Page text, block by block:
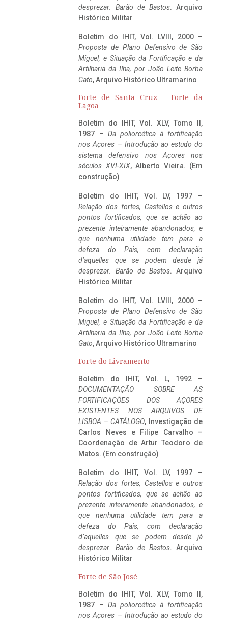
desprezar. Barão de Bastos. Arquivo
Histórico Militar
Boletim do IHIT, Vol. LVIII, 2000 –
Proposta de Plano Defensivo de São
Miguel, e Situação da Fortificação e da
Artilharia da Ilha, por João Leite Borba
Gato, Arquivo Histórico Ultramarino
Forte de Santa Cruz – Forte da
Lagoa
Boletim do IHIT, Vol. XLV, Tomo II,
1987 – Da poliorcética à fortificação
nos Açores – Introdução ao estudo do
sistema defensivo nos Açores nos
séculos XVI-XIX, Alberto Vieira. (Em
construção)
Boletim do IHIT, Vol. LV, 1997 –
Relação dos fortes, Castellos e outros
pontos fortificados, que se achão ao
prezente inteiramente abandonados, e
que nenhuma utilidade tem para a
defeza do Pais, com declaração
d’aquelles que se podem desde já
desprezar. Barão de Bastos. Arquivo
Histórico Militar
Boletim do IHIT, Vol. LVIII, 2000 –
Proposta de Plano Defensivo de São
Miguel, e Situação da Fortificação e da
Artilharia da Ilha, por João Leite Borba
Gato, Arquivo Histórico Ultramarino
Forte do Livramento
Boletim do IHIT, Vol. L, 1992 –
DOCUMENTAÇÃO SOBRE AS
FORTIFICAÇÕES DOS AÇORES
EXISTENTES NOS ARQUIVOS DE
LISBOA – CATÁLOGO, Investigação de
Carlos Neves e Filipe Carvalho –
Coordenação de Artur Teodoro de
Matos. (Em construção)
Boletim do IHIT, Vol. LV, 1997 –
Relação dos fortes, Castellos e outros
pontos fortificados, que se achão ao
prezente inteiramente abandonados, e
que nenhuma utilidade tem para a
defeza do Pais, com declaração
d’aquelles que se podem desde já
desprezar. Barão de Bastos. Arquivo
Histórico Militar
Forte de São José
Boletim do IHIT, Vol. XLV, Tomo II,
1987 – Da poliorcética à fortificação
nos Açores – Introdução ao estudo do